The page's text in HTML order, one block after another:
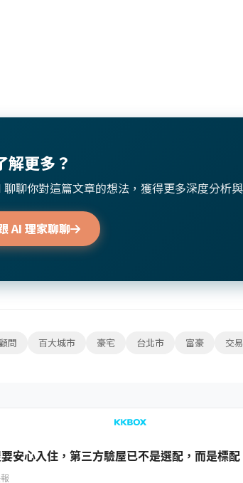
解更多？
聊聊你對這篇文章的想法，獲得更多深度分析
AI 理家聊聊
問 百大城市 豪宅 台北市 富豪 交